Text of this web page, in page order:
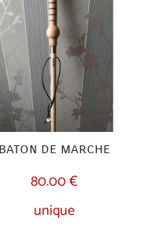
baton de marche
80.00 €
unique